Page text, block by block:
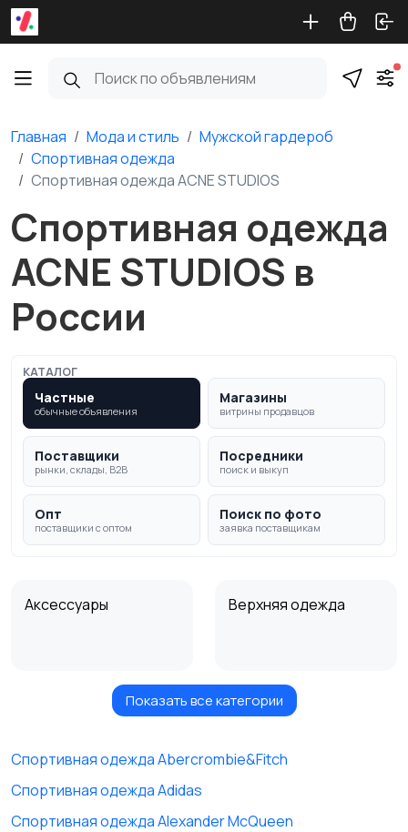
Главная Мода и стиль
Мужской гардероб
Спортивная одежда
Спортивная одежда ACNE STUDIOS
Спортивная одежда
ACNE STUDIOS в
России
КАТАЛОГ
Частные
обычные объявления
Магазины
витрины продавцов
Поставщики
рынки, склады, B2B
Посредники
поиск и выкуп
Опт
поставщики с оптом
Поиск по фото
заявка поставщикам
Аксессуары Верхняя одежда
Головные уборы Домашняя одежда
Комбинезоны Нижнее белье
Показать все категории
Спортивная одежда Abercrombie&Fitch
Спортивная одежда Adidas
Спортивная одежда Alexander McQueen